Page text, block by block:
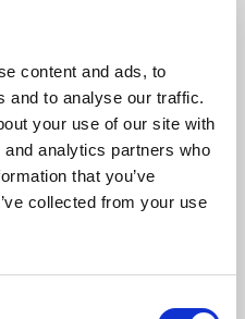
content and ads, to
and to analyse our traffic.
your use of our site with
analytics partners who
that you’ve
collected from your use
jest czas i budżet, czy
jak i tych, które mogą